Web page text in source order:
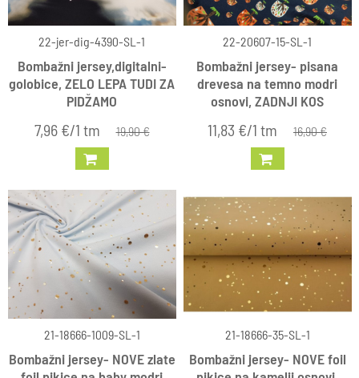
22-jer-dig-4390-SL-1
Bombažni jersey,digitalni-
golobice, ZELO LEPA TUDI ZA
PIDŽAMO
7,96 €/1 tm 19,90 €
22-20607-15-SL-1
Bombažni jersey- pisana
drevesa na temno modri
osnovi, ZADNJI KOS
11,83 €/1 tm 16,90 €
21-18666-1009-SL-1
Bombažni jersey- NOVE zlate
21-18666-35-SL-1
Bombažni jersey- NOVE foil